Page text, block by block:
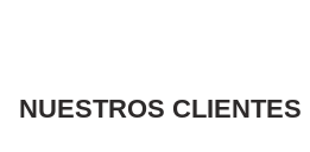
NUESTROS CLIENTES